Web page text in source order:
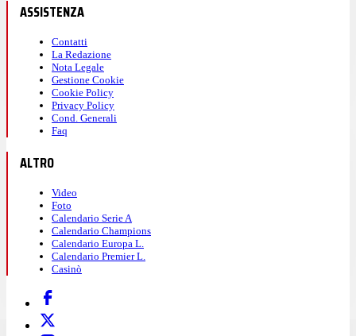
ASSISTENZA
Contatti
La Redazione
Nota Legale
Gestione Cookie
Cookie Policy
Privacy Policy
Cond. Generali
Faq
ALTRO
Video
Foto
Calendario Serie A
Calendario Champions
Calendario Europa L.
Calendario Premier L.
Casinò